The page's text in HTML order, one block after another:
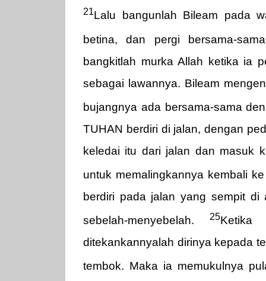
21Lalu bangunlah Bileam pada
betina, dan pergi bersama-
bangkitlah murka Allah ketika ia
sebagai lawannya. Bileam
bujangnya ada bersama-sama
TUHAN berdiri di jalan, dengan
keledai itu dari jalan dan masuk
untuk memalingkannya kembali
berdiri pada jalan yang sempit di
sebelah-menyebelah.
25Ketika
ditekankannyalah dirinya kepada
tembok. Maka ia memukulnya